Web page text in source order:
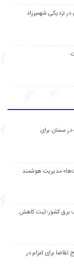
در نزدیکی شهمیرزاد
در سمنان برای
مدیریت هوشمند
برق کشور؛ ثبت کاهش
اوج تقاضا برای اعزام در